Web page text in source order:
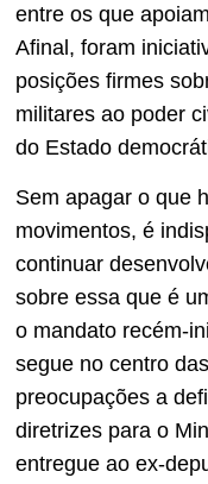
entre os que
Afinal, foram
posições firmes
militares ao poder
do Estado
Sem apagar o que
movimentos, é
continuar
sobre essa que é
o mandato recém-
segue no centro
preocupações a
diretrizes para o
entregue ao ex-